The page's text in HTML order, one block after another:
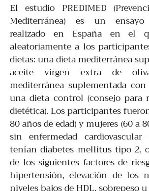
El estudio PREDIMED
Mediterránea) es un
realizado en España en el
aleatoriamente a los
dietas: una dieta mediterránea
aceite virgen extra de
mediterránea suplementada
una dieta control (consejo para
dietética). Los participantes
80 años de edad) y mujeres (60 a
sin enfermedad
tenían diabetes mellitus tipo 2,
de los siguientes factores de
hipertensión, elevación de los